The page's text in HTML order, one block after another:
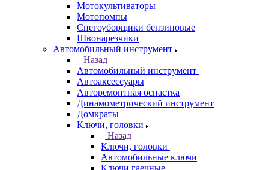
Мотокультиваторы
Мотопомпы
Снегоуборщики бензиновые
Швонарезчики
Автомобильный инструмент
Назад
Автомобильный инструмент
Автоаксессуары
Авторемонтная оснастка
Динамометрический инструмент
Домкраты
Ключи, головки
Назад
Ключи, головки
Автомобильные ключи
Ключи гаечные